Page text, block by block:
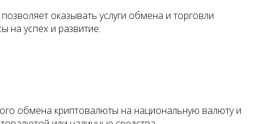
оказывать услуги обмена и торговли
на успех и развитие.
обмена криптовалюты на национальную валюту и